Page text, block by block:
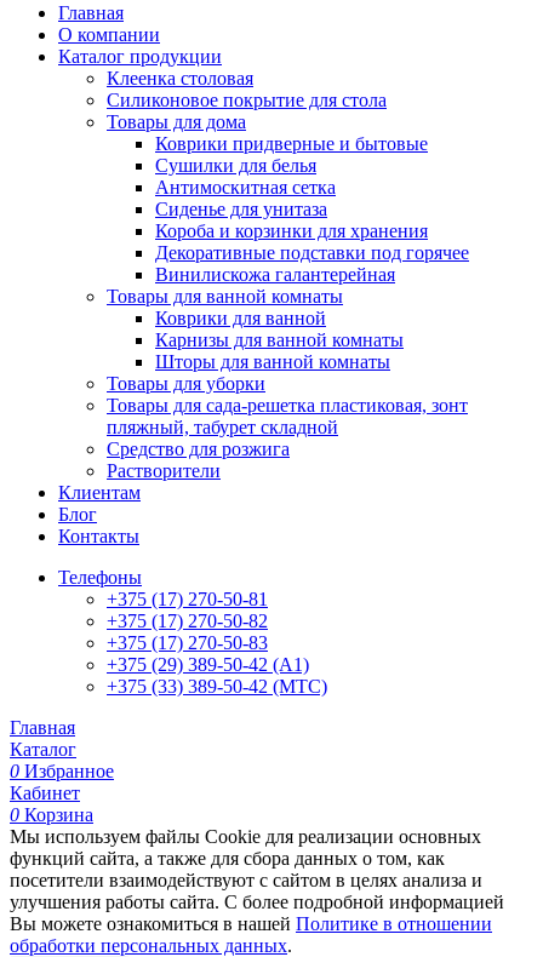
Главная
О компании
Каталог продукции
Клеенка столовая
Силиконовое покрытие для стола
Товары для дома
Коврики придверные и бытовые
Сушилки для белья
Антимоскитная сетка
Сиденье для унитаза
Короба и корзинки для хранения
Декоративные подставки под горячее
Винилискожа галантерейная
Товары для ванной комнаты
Коврики для ванной
Карнизы для ванной комнаты
Шторы для ванной комнаты
Товары для уборки
Товары для сада-решетка пластиковая, зонт
пляжный, табурет складной
Средство для розжига
Растворители
Клиентам
Блог
Контакты
Телефоны
+375 (17) 270-50-81
+375 (17) 270-50-82
+375 (17) 270-50-83
+375 (29) 389-50-42 (А1)
+375 (33) 389-50-42 (МТС)
Главная
Каталог
0 Избранное
Кабинет
0 Корзина
Мы используем файлы Cookie для реализации основных
функций сайта, а также для сбора данных о том, как
посетители взаимодействуют с сайтом в целях анализа и
улучшения работы сайта. С более подробной информацией
Вы можете ознакомиться в нашей Политике в отношении
обработки персональных данных.